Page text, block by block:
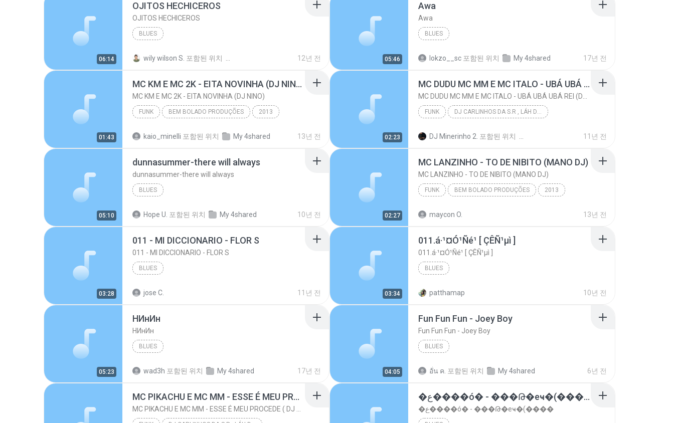
06:14
OJITOS HECHICEROS
OJITOS HECHICEROS
BLUES
wily wilson S. 포함된 위치 12년 전 05:46
Awa
Awa
BLUES
lokzo__sc 포함된 위치 My 4shared 17년 전
01:43
MC KM E MC 2K - EITA NOVINHA (DJ NINO)
MC KM E MC 2K - EITA NOVINHA (DJ NINO)
FUNK BEM BOLADO PRODUÇÕES 2013
kaio_minelli 포함된 위치 My 4shared 13년 전 02:23
MC DUDU MC MM E MC ITALO - UBÁ UBÁ UBÁ REI (DJ CARLINHOS DA S.R - 2015 )
FUNK DJ CARLINHOS DA S.R , LÁH DA SÃO RAFAEL .
DJ Minerinho 2. 포함된 위치 11년 전
05:10
dunnasummer-there will always
dunnasummer-there will always
BLUES
Hope U. 포함된 위치 My 4shared 10년 전 02:27
MC LANZINHO - TO DE NIBITO (MANO DJ)
MC LANZINHO - TO DE NIBITO (MANO DJ)
FUNK BEM BOLADO PRODUÇÕES 2013
maycon O. 13년 전
03:28
011 - MI DICCIONARIO - FLOR S
011 - MI DICCIONARIO - FLOR S
BLUES
jose C. 11년 전 03:34
011.á·¹¤Ó¹Ñé¹ [ ÇÊÑ¹µì ]
011.á·¹¤Ó¹Ñé¹ [ ÇÊÑ¹µì ]
BLUES
patthamap 10년 전
05:23
НИнИн
НИнИн
BLUES
wad3h 포함된 위치 My 4shared 17년 전 04:05
Fun Fun Fun - Joey Boy
Fun Fun Fun - Joey Boy
BLUES
อั๋น ค. 포함된 위치 My 4shared 6년 전
MC PIKACHU E MC MM - ESSE É MEU PROCEDE ( DJ CARLINHOS DA S.R ) �ع����ó� - ���Թ�еҹ�(����
�ع����ó� - ���Թ�еҹ�(����